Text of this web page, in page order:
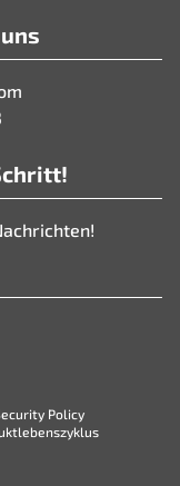
Policy